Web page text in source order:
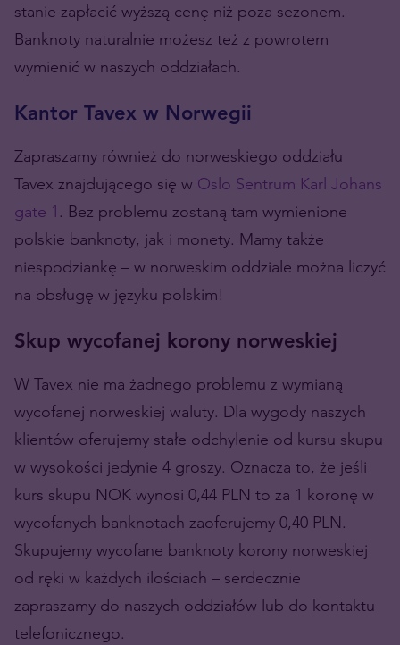
stanie zapłacić wyższą cenę niż poza sezonem.
Banknoty naturalnie możesz też z powrotem
wymienić w naszych oddziałach.
Kantor Tavex w Norwegii
Zapraszamy również do norweskiego oddziału
Tavex znajdującego się w Oslo Sentrum Karl Johans
gate 1 . Bez problemu zostaną tam wymienione
polskie banknoty, jak i monety. Mamy także
niespodziankę – w norweskim oddziale można liczyć
na obsługę w języku polskim!
Skup wycofanej korony norweskiej
W Tavex nie ma żadnego problemu z wymianą
wycofanej norweskiej waluty. Dla wygody naszych
klientów oferujemy stałe odchylenie od kursu skupu
w wysokości jedynie 4 groszy. Oznacza to, że jeśli
kurs skupu NOK wynosi 0,44 PLN to za 1 koronę w
wycofanych banknotach zaoferujemy 0,40 PLN.
Skupujemy wycofane banknoty korony norweskiej
od ręki w każdych ilościach – serdecznie
zapraszamy do naszych oddziałów lub do kontaktu
telefonicznego.